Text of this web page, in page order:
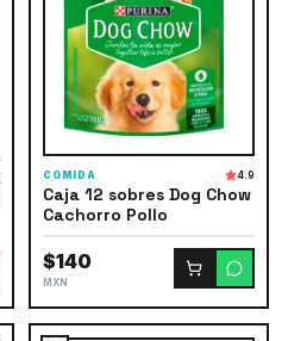
COMIDA 4.9
Caja 12 sobres Dog Chow
Cachorro Pollo
$140
MXN